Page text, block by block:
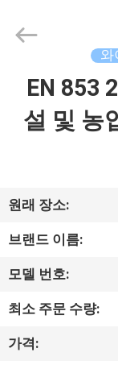
회
사
소
Developed
와
EN 853
설 및 농
원래 장소:
브랜드 이름:
모델 번호:
최소 주문 수량:
가격: